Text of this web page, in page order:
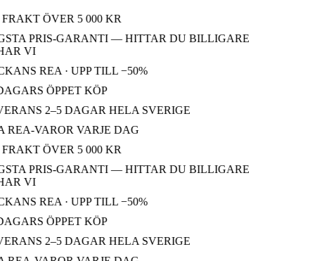
ÖVER 5 000 KR
PRIS-GARANTI — HITTAR DU BILLIGARE
VI
REA · UPP TILL −50%
ÖPPET KÖP
2–5 DAGAR HELA SVERIGE
VAROR VARJE DAG
ÖVER 5 000 KR
PRIS-GARANTI — HITTAR DU BILLIGARE
VI
REA · UPP TILL −50%
ÖPPET KÖP
2–5 DAGAR HELA SVERIGE